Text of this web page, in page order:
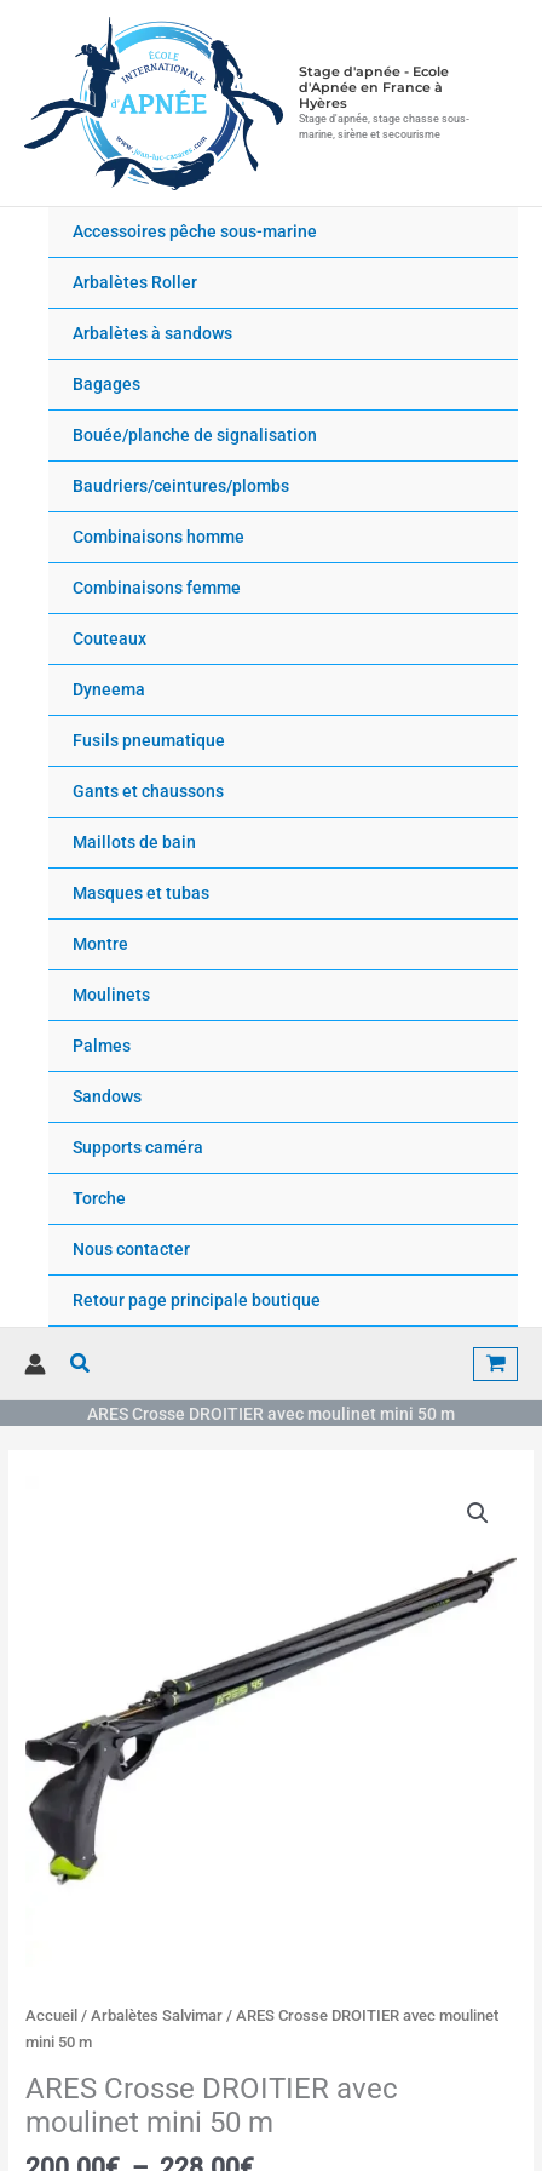
Stage d'apnée - Ecole
d'Apnée en France à
Hyères
Stage d'apnée, stage chasse sous-
marine, sirène et secourisme
Accessoires pêche sous-marine
Arbalètes Roller
Arbalètes à sandows
Bagages
Bouée/planche de signalisation
Baudriers/ceintures/plombs
Combinaisons homme
Combinaisons femme
Couteaux
Dyneema
Fusils pneumatique
Gants et chaussons
Maillots de bain
Masques et tubas
Montre
Moulinets
Palmes
Sandows
Supports caméra
Torche
Nous contacter
Retour page principale boutique
Rechercher
ARES Crosse DROITIER avec moulinet mini 50 m
Accueil /Arbalètes Salvimar / ARES Crosse DROITIER avec moulinet
mini 50 m
ARES Crosse DROITIER avec
moulinet mini 50 m
228.00€